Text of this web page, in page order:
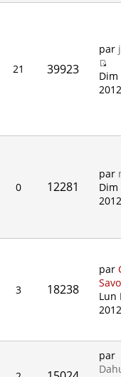
21 39923
par
Dim
0 12281
par
Dim
3 18238
par
Lun
par